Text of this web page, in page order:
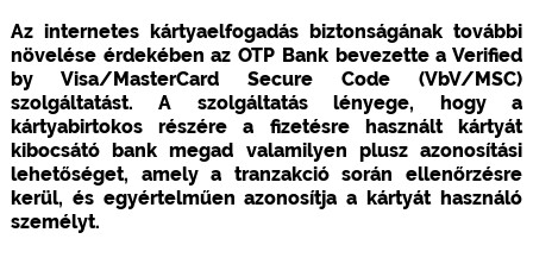
Az internetes kártyaelfogadás biztonságának további
növelése érdekében az OTP Bank bevezette a Verified
by Visa/MasterCard Secure Code (VbV/MSC)
szolgáltatást. A szolgáltatás lényege, hogy a
kártyabirtokos részére a fizetésre használt kártyát
kibocsátó bank megad valamilyen plusz azonosítási
lehetőséget, amely a tranzakció során ellenőrzésre
kerül, és egyértelműen azonosítja a kártyát használó
személyt.